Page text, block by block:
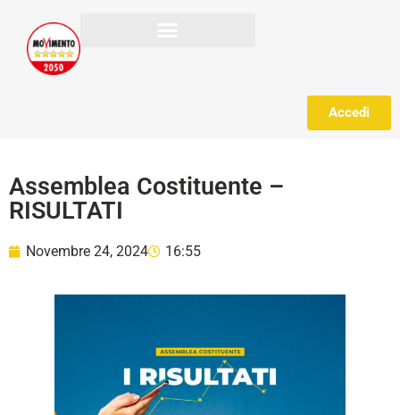
Accedi
Assemblea Costituente –
RISULTATI
Novembre 24, 2024 16:55